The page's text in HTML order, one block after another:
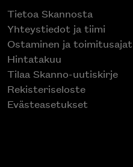
Tietoa Skannosta
Yhteystiedot ja tiimi
Ostaminen ja toimitusajat
Hintatakuu
Tilaa Skanno-uutiskirje
Rekisteriseloste
Evästeasetukset